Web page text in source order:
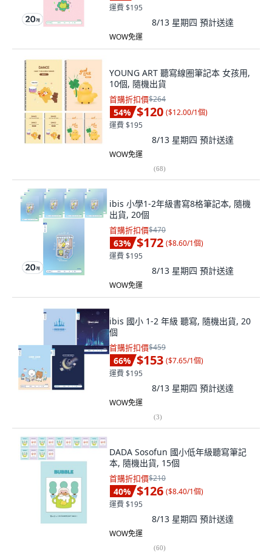
運費 $195
8/13 星期四 預計送達
WOW免運
YOUNG ART 聽寫線圈筆記本 女孩用,
10個, 隨機出貨
首購折扣價$264
54% $120 ($12.00/1個)
運費 $195
8/13 星期四 預計送達
WOW免運
(68)
ibis 小學1-2年級書寫8格筆記本, 隨機
出貨, 20個
首購折扣價$470
63% $172 ($8.60/1個)
運費 $195
8/13 星期四 預計送達
WOW免運
ibis 國小 1-2 年級 聽寫, 隨機出貨, 20
個
首購折扣價$459
66% $153 ($7.65/1個)
運費 $195
8/13 星期四 預計送達
WOW免運
(3)
DADA Sosofun 國小低年級聽寫筆記
本, 隨機出貨, 15個
首購折扣價$210
40% $126 ($8.40/1個)
運費 $195
8/13 星期四 預計送達
WOW免運
(60)